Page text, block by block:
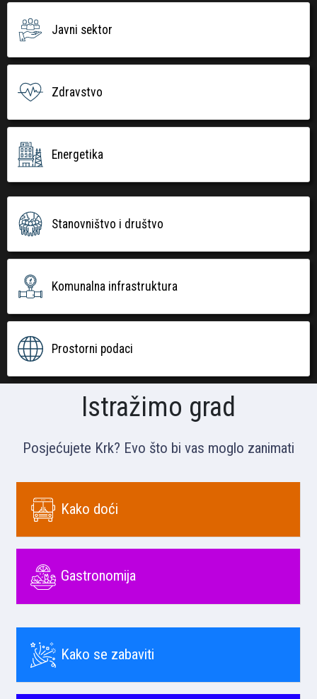
Javni sektor
Zdravstvo
Energetika
Stanovništvo i društvo
Komunalna infrastruktura
Prostorni podaci
Istražimo grad
Posjećujete Krk? Evo što bi vas moglo zanimati
Kako doći
Gastronomija
Kako se zabaviti